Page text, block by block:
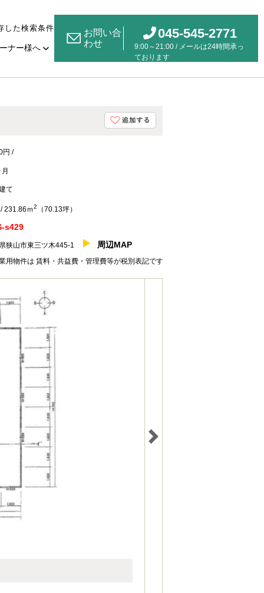
した検索条件
ナー様へ
お問い合
わせ
045-545-2771
9:00～21:00 / メールは24時間承っ
ております
円 /
て
231.86ｍ2 （70.13坪）
s429
狭山市東三ツ木445-1 周辺MAP
用物件は 賃料・共益費・管理費等が税別表記です